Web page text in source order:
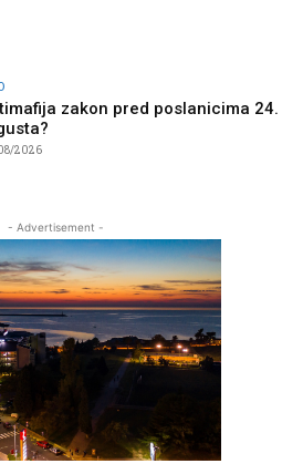
zakon pred poslanicima 24.
2026
- Advertisement -